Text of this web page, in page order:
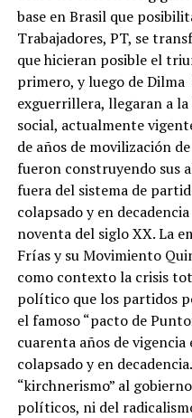
base en Brasil que
Trabajadores, PT, se
que hicieran posible el
primero, y luego de
exguerrillera, llegaran a la
social, actualmente
de años de movilización
fueron construyendo sus
fuera del sistema de
colapsado y en
noventa del siglo XX. La
Frías y su Movimiento
como contexto la crisis
político que los partidos
el famoso “pacto de
cuarenta años de
colapsado y en
“kirchnerismo” al
políticos, ni del